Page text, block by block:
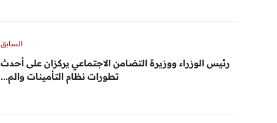
السابق
رئيس الوزراء ووزيرة التضامن الاجتماعي يركزان على أحدث
تطورات نظام التأمينات والم...